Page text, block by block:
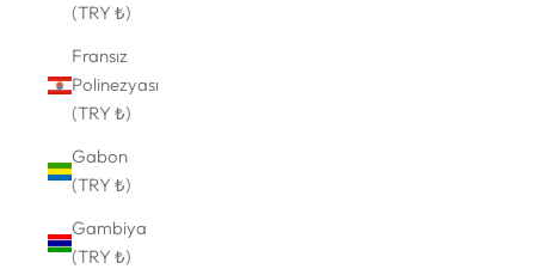
(TRY ₺)
Fransız
Polinezyası
(TRY ₺)
Gabon
(TRY ₺)
Gambiya
(TRY ₺)